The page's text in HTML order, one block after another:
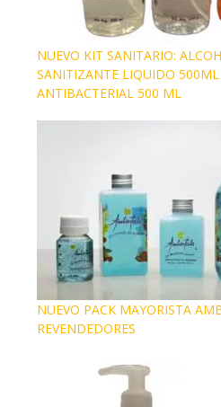
NUEVO KIT SANITARIO:
SANITIZANTE LIQUIDO
ANTIBACTERIAL 500 ML
NUEVO PACK MAYORISTA
REVENDEDORES